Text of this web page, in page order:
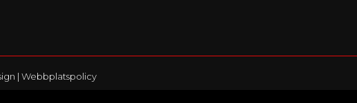
| Webbplatspolicy